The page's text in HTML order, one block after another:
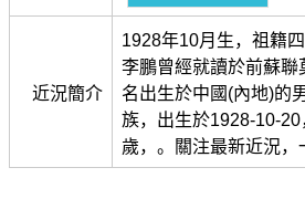
近況簡介
1928年10月生，祖籍
李鵬曾經就讀於前蘇聯
名出生於中國(內地)的
族，出生於1928-10-
歲，。關注最新近況，